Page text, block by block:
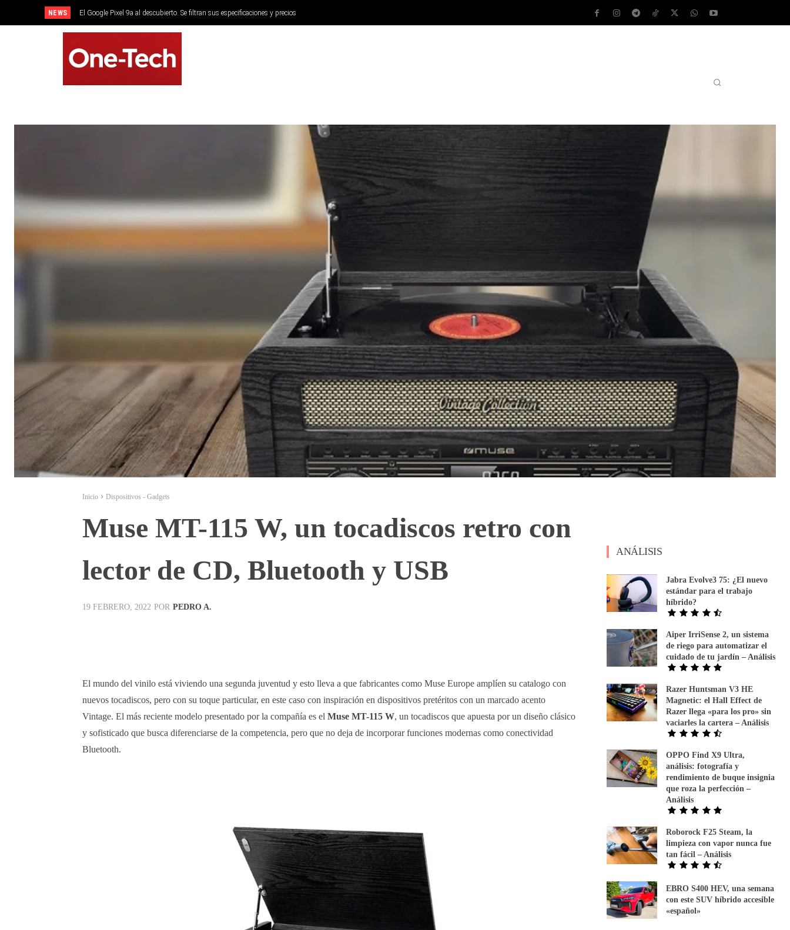
NEWS El Google Pixel 9a al descubierto. Se filtran sus especificaciones y precios
Inicio Dispositivos - Gadgets
Muse MT-115 W, un tocadiscos retro con
lector de CD, Bluetooth y USB
19 FEBRERO, 2022 POR PEDRO A.
El mundo del vinilo está viviendo una segunda juventud y esto lleva a que fabricantes como Muse Europe amplíen su catalogo con
nuevos tocadiscos, pero con su toque particular, en este caso con inspiración en dispositivos pretéritos con un marcado acento
Vintage. El más reciente modelo presentado por la compañía es el Muse MT-115 W, un tocadiscos que apuesta por un diseño clásico
y sofisticado que busca diferenciarse de la competencia, pero que no deja de incorporar funciones modernas como conectividad
Bluetooth.
ANÁLISIS
Jabra Evolve3 75: ¿El nuevo
estándar para el trabajo
híbrido?
Aiper IrriSense 2, un sistema
de riego para automatizar el
cuidado de tu jardín – Análisis
Razer Huntsman V3 HE
Magnetic: el Hall Effect de
Razer llega «para los pro» sin
vaciarles la cartera – Análisis
OPPO Find X9 Ultra,
análisis: fotografía y
rendimiento de buque insignia
que roza la perfección –
Análisis
Roborock F25 Steam, la
limpieza con vapor nunca fue
tan fácil – Análisis
EBRO S400 HEV, una semana
con este SUV híbrido accesible
«español»